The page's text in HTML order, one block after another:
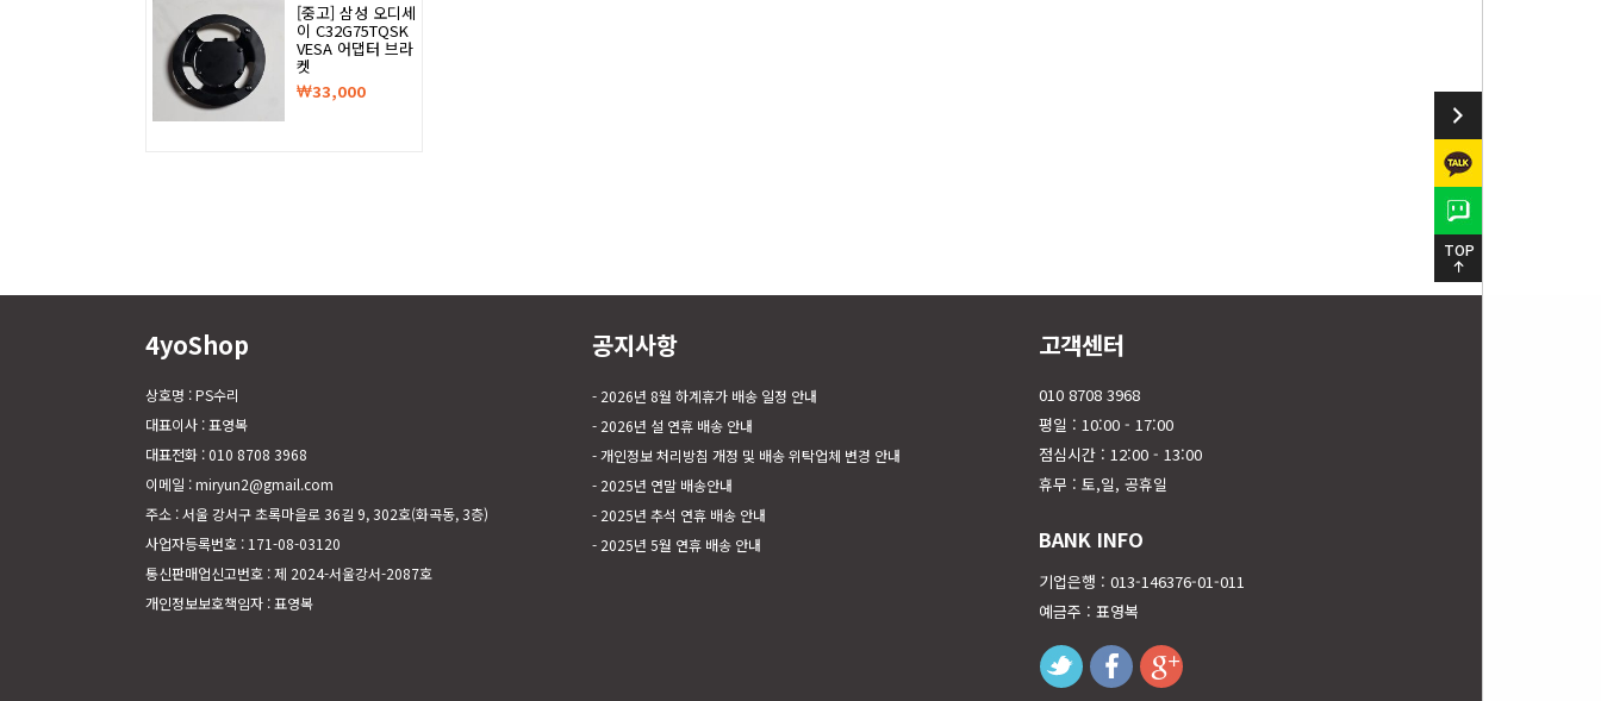
[중고] 삼성 오디세
이 C32G75TQSK
VESA 어댑터 브라
켓
33,000
4yoShop
상호명 : PS수리
대표이사 : 표영복
대표전화 : 010 8708 3968
이메일 : miryun2@gmail.com
주소 : 서울 강서구 초록마을로 36길 9, 302호(화곡동, 3층)
사업자등록번호 : 171-08-03120
통신판매업신고번호 : 제 2024-서울강서-2087호
개인정보보호책임자 : 표영복
공지사항
2026년 8월 하계휴가 배송 일정 안내
2026년 설 연휴 배송 안내
개인정보 처리방침 개정 및 배송 위탁업체 변경 안내
2025년 연말 배송안내
2025년 추석 연휴 배송 안내
2025년 5월 연휴 배송 안내
고객센터
010 8708 3968
평일 : 10:00 - 17:00
점심시간 : 12:00 - 13:00
휴무 : 토,일, 공휴일
BANK INFO
기업은행 : 013-146376-01-011
예금주 : 표영복
twitterfacebook
TOP